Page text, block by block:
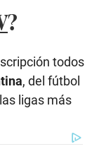
?
todos
, del fútbol
ligas más